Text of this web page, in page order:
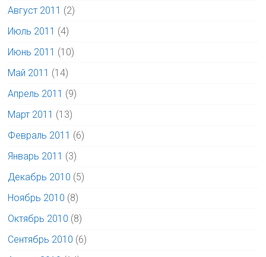
Август 2011 (2)
Июль 2011 (4)
Июнь 2011 (10)
Май 2011 (14)
Апрель 2011 (9)
Март 2011 (13)
Февраль 2011 (6)
Январь 2011 (3)
Декабрь 2010 (5)
Ноябрь 2010 (8)
Октябрь 2010 (8)
Сентябрь 2010 (6)